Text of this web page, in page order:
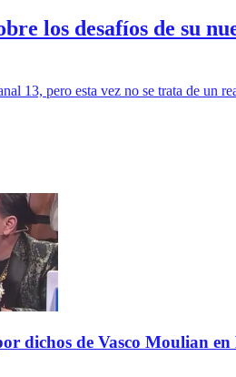
los desafíos de su
13, pero esta vez no se trata de un
dichos de Vasco Moulian